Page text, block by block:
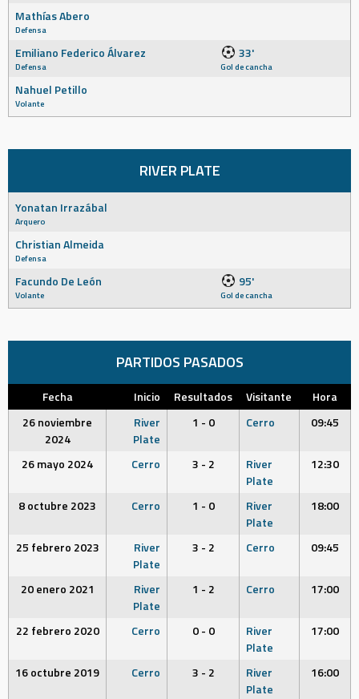
Mathías Abero
Defensa
Emiliano Federico Álvarez
Defensa
33'
Gol de cancha
Nahuel Petillo
Volante
RIVER PLATE
Yonatan Irrazábal
Arquero
Christian Almeida
Defensa
Facundo De León
Volante
95'
Gol de cancha
PARTIDOS PASADOS
Fecha Inicio Resultados Visitante
Hora
26 noviembre
2024
River
Plate
1 - 0 Cerro 09:45
26 mayo 2024 Cerro 3 - 2
River
Plate
12:30
8 octubre 2023 Cerro 1 - 0
River
Plate
18:00
25 febrero 2023
River
Plate
3 - 2 Cerro 09:45
20 enero 2021
River
Plate
1 - 2 Cerro 17:00
22 febrero 2020 Cerro 0 - 0
River
Plate
17:00
16 octubre 2019 Cerro 3 - 2
River
Plate
16:00